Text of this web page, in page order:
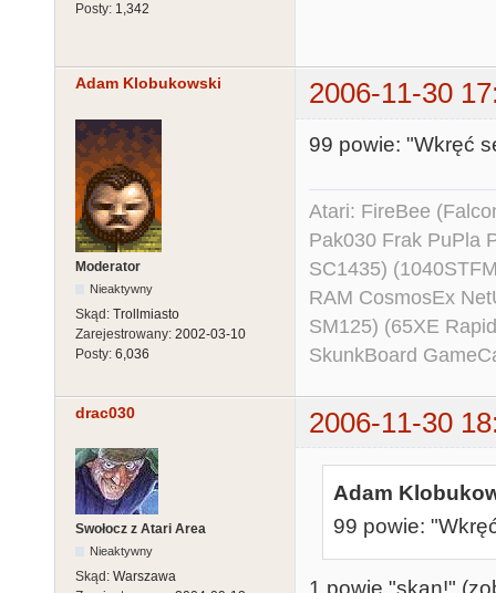
Posty: 1,342
Adam Klobukowski 2006-11-30
Moderator
Nieaktywny
Skąd: Trollmiasto
Zarejestrowany: 2002-03-10
Posty: 6,036
99 powie: "Wkręć
Atari: FireBee
Pak030 Frak PuPla
SC1435)
RAM CosmosEx
SM125) (65XE
SkunkBoard
drac030 2006-11-30
Swołocz z Atari Area
Nieaktywny
Skąd: Warszawa
Adam
99 powie: